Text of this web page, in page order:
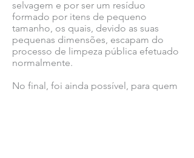
selvagem e por ser um resíduo
formado por itens de pequeno
tamanho, os quais, devido as suas
pequenas dimensões, escapam do
processo de limpeza pública efetuado
normalmente.
No final, foi ainda possível, para quem